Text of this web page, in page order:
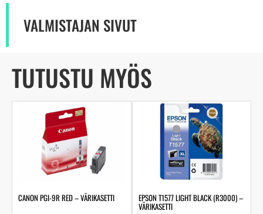
VALMISTAJAN SIVUT
TUTUSTU MYÖS
CANON PGI-9R RED – VÄRIKASETTI EPSON T1577 LIGHT BLACK (R3000) –
VÄRIKASETTI